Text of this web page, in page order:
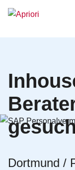
Dortmund /